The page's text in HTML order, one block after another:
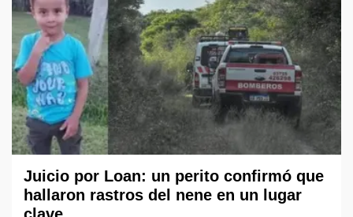
Juicio por Loan: un perito confirmó que
hallaron rastros del nene en un lugar